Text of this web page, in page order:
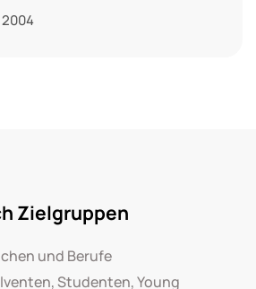
Zielgruppen
und Berufe
Studenten, Young